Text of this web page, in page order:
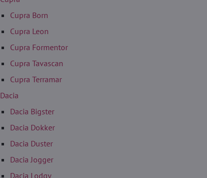
Cupra Born
Cupra Leon
Cupra Formentor
Cupra Tavascan
Cupra Terramar
Dacia
Dacia Bigster
Dacia Dokker
Dacia Duster
Dacia Jogger
Dacia Lodgy